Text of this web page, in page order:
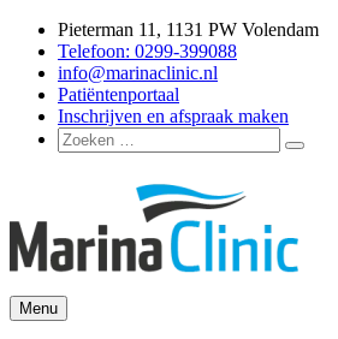
naar
inhoud
Pieterman 11, 1131 PW Volendam
Telefoon: 0299-399088
info@marinaclinic.nl
Patiëntenportaal
Inschrijven en afspraak maken
Zoeken
naar:
Zoeken
Marina Clinic
Omdat u goed in uw vel mag zitten.
Menu